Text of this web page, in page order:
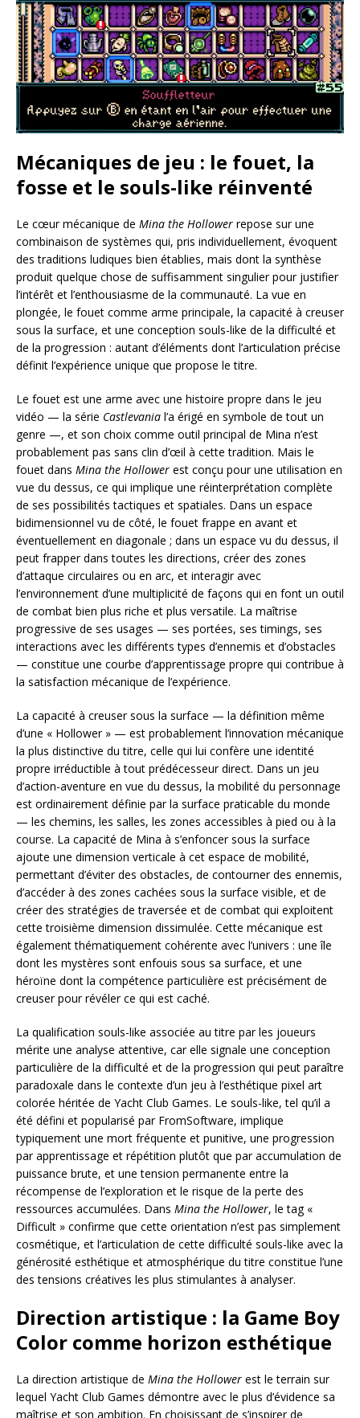
Mécaniques de jeu : le fouet, la
fosse et le souls-like réinventé
Le cœur mécanique de Mina the Hollower repose sur une
combinaison de systèmes qui, pris individuellement, évoquent
des traditions ludiques bien établies, mais dont la synthèse
produit quelque chose de suffisamment singulier pour justifier
l’intérêt et l’enthousiasme de la communauté. La vue en
plongée, le fouet comme arme principale, la capacité à creuser
sous la surface, et une conception souls-like de la difficulté et
de la progression : autant d’éléments dont l’articulation précise
définit l’expérience unique que propose le titre.
Le fouet est une arme avec une histoire propre dans le jeu
vidéo — la série Castlevania l’a érigé en symbole de tout un
genre —, et son choix comme outil principal de Mina n’est
probablement pas sans clin d’œil à cette tradition. Mais le
fouet dans Mina the Hollower est conçu pour une utilisation en
vue du dessus, ce qui implique une réinterprétation complète
de ses possibilités tactiques et spatiales. Dans un espace
bidimensionnel vu de côté, le fouet frappe en avant et
éventuellement en diagonale ; dans un espace vu du dessus, il
peut frapper dans toutes les directions, créer des zones
d’attaque circulaires ou en arc, et interagir avec
l’environnement d’une multiplicité de façons qui en font un outil
de combat bien plus riche et plus versatile. La maîtrise
progressive de ses usages — ses portées, ses timings, ses
interactions avec les différents types d’ennemis et d’obstacles
— constitue une courbe d’apprentissage propre qui contribue à
la satisfaction mécanique de l’expérience.
La capacité à creuser sous la surface — la définition même
d’une « Hollower » — est probablement l’innovation mécanique
la plus distinctive du titre, celle qui lui confère une identité
propre irréductible à tout prédécesseur direct. Dans un jeu
d’action-aventure en vue du dessus, la mobilité du personnage
est ordinairement définie par la surface praticable du monde
— les chemins, les salles, les zones accessibles à pied ou à la
course. La capacité de Mina à s’enfoncer sous la surface
ajoute une dimension verticale à cet espace de mobilité,
permettant d’éviter des obstacles, de contourner des ennemis,
d’accéder à des zones cachées sous la surface visible, et de
créer des stratégies de traversée et de combat qui exploitent
cette troisième dimension dissimulée. Cette mécanique est
également thématiquement cohérente avec l’univers : une île
dont les mystères sont enfouis sous sa surface, et une
héroïne dont la compétence particulière est précisément de
creuser pour révéler ce qui est caché.
La qualification souls-like associée au titre par les joueurs
mérite une analyse attentive, car elle signale une conception
particulière de la difficulté et de la progression qui peut paraître
paradoxale dans le contexte d’un jeu à l’esthétique pixel art
colorée héritée de Yacht Club Games. Le souls-like, tel qu’il a
été défini et popularisé par FromSoftware, implique
typiquement une mort fréquente et punitive, une progression
par apprentissage et répétition plutôt que par accumulation de
puissance brute, et une tension permanente entre la
récompense de l’exploration et le risque de la perte des
ressources accumulées. Dans Mina the Hollower, le tag «
Difficult » confirme que cette orientation n’est pas simplement
cosmétique, et l’articulation de cette difficulté souls-like avec la
générosité esthétique et atmosphérique du titre constitue l’une
des tensions créatives les plus stimulantes à analyser.
Direction artistique : la Game Boy
Color comme horizon esthétique
La direction artistique de Mina the Hollower est le terrain sur
lequel Yacht Club Games démontre avec le plus d’évidence sa
maîtrise et son ambition. En choisissant de s’inspirer de